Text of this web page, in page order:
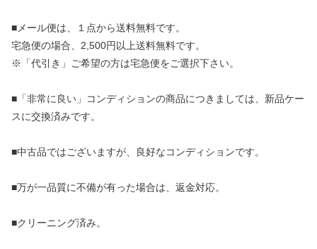
■メール便は、１点から送料無料です。
宅急便の場合、2,500円以上送料無料です。
※「代引き」ご希望の方は宅急便をご選択下さい。
■「非常に良い」コンディションの商品につきましては、新品ケー
スに交換済みです。
■中古品ではございますが、良好なコンディションです。
■万が一品質に不備が有った場合は、返金対応。
■クリーニング済み。